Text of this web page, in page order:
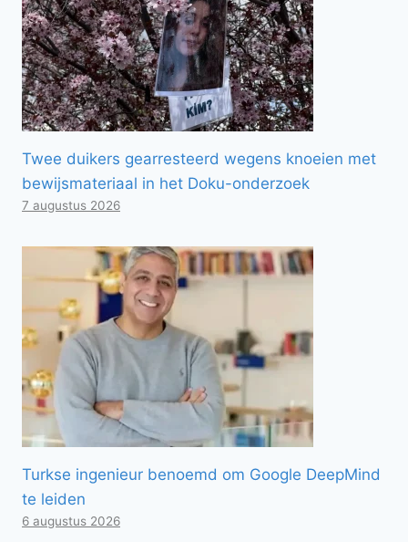
Twee duikers gearresteerd wegens knoeien met
bewijsmateriaal in het Doku-onderzoek
7 augustus 2026
Turkse ingenieur benoemd om Google DeepMind
te leiden
6 augustus 2026